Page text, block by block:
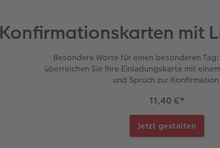
Konfirmationskarten mit
Besondere Worte für einen besonderen
überreichen Sie Ihre Einladungskarte mit
und Spruch zur Konfirmation.
11,40 €*
Jetzt gestalten